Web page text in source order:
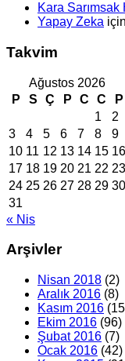
Kara Sarımsak
Yapay Zeka için
Takvim
Ağustos 2026
P
S Ç P C C
P
1
2
3
4 5 6 7 8
9
10 11 12 13 14 15 16
17 18 19 20 21 22 23
24 25 26 27 28 29 30
31
« Nis
Arşivler
Nisan 2018 (2)
Aralık 2016 (8)
Kasım 2016
Ekim 2016 (96)
Şubat 2016 (7)
Ocak 2016 (42)